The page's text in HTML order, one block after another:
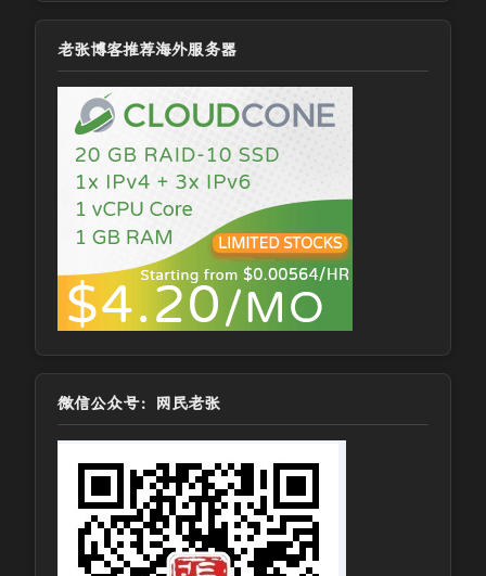
老张博客推荐海外服务器
微信公众号：网民老张